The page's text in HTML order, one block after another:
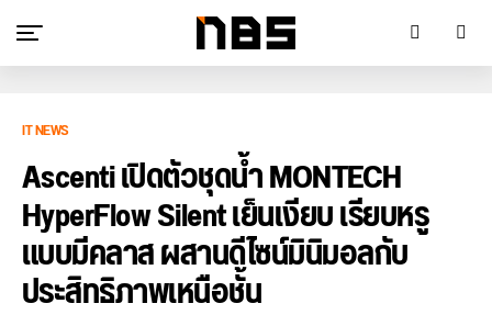
IT NEWS
Ascenti เปิดตัวชุดน้ำ MONTECH
HyperFlow Silent เย็นเงียบ เรียบหรู
แบบมีคลาส ผสานดีไซน์มินิมอลกับ
ประสิทธิภาพเหนือชั้น